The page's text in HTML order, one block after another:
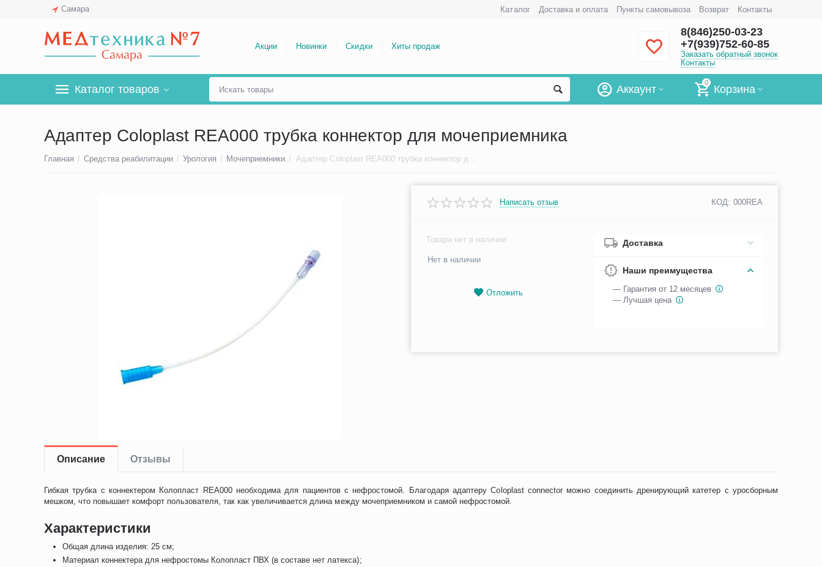
Самара Каталог Доставка и оплата Пункты самовывоза Возврат Контакты
Акции Новинки Скидки Хиты продаж
8(846)250-03-23
+7(939)752-60-85
Заказать обратный звонок
Контакты
Каталог товаров
0
Корзина
Аккаунт
Адаптер Coloplast REA000 трубка коннектор для мочеприемника
Главная / Средства реабилитации / Урология / Мочеприемники / Адаптер Coloplast REA000 трубка коннектор для мочеприемника
Написать отзыв КОД: 000REA
Товара нет в наличии
Нет в наличии
Отложить
Доставка
Наши преимущества
— Гарантия от 12 месяцев
— Лучшая цена
Описание Отзывы
Гибкая трубка с коннектером Колопласт REA000 необходима для пациентов с нефростомой. Благодаря адаптеру Coloplast connector можно соединить дренирующий катетер с уросборным
мешком, что повышает комфорт пользователя, так как увеличивается длина между мочеприемником и самой нефростомой.
Характеристики
Общая длина изделия: 25 см;
Материал коннектера для нефростомы Колопласт ПВХ (в составе нет латекса);